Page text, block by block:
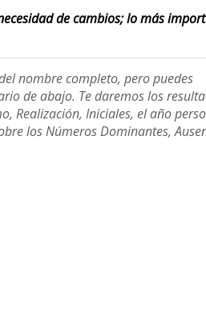
de cambios; lo más
nombre completo, pero puedes
de abajo. Te daremos los
Realización, Iniciales, el año
los Números Dominantes,